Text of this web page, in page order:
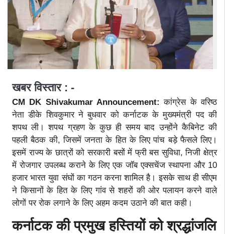
खबर विस्तार : -
CM DK Shivakumar Announcement:कांग्रेस के वरिष्ठ
नेता डीके शिवकुमार ने बुधवार को कर्नाटक के मुख्यमंत्री पद की
शपथ ली। शपथ ग्रहण के कुछ ही समय बाद उन्होंने कैबिनेट की
पहली बैठक की, जिसमें जनता के हित के लिए पांच बड़े फैसले लिए।
इसमें राज्य के छात्रों को सरकारी बसों में फ्री बस सुविधा, निजी क्षेत्र
में रोजगार उपलब्ध कराने के लिए एक जॉब एक्सचेंज स्थापना और 10
हजार भारत युवा संघों का गठन करना शामिल है। इसके साथ ही सीएम
ने किसानों के हित के लिए गांव से शहरों की ओर पलायन करने वाले
लोगों पर रोक लगाने के लिए अहम कदम उठाने की बात कही।
कर्नाटक की प्रमुख हस्तियों को श्रद्धांजलि